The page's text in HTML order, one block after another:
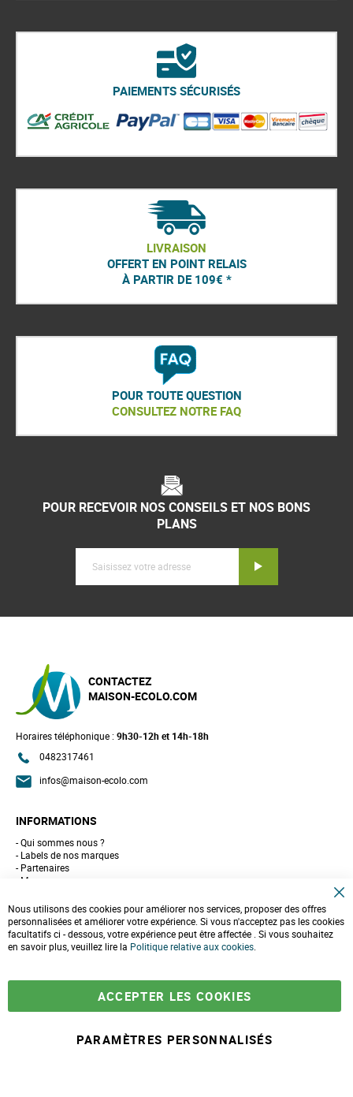
PAIEMENTS SÉCURISÉS
LIVRAISON
OFFERT EN POINT RELAIS
À PARTIR DE 109€ *
POUR TOUTE QUESTION
CONSULTEZ NOTRE FAQ
POUR RECEVOIR NOS CONSEILS ET NOS BONS
PLANS
Inscription
CONTACTEZ
MAISON-ECOLO.COM
Horaires téléphonique : 9h30-12h et 14h-18h
0482317461
infos@maison-ecolo.com
INFORMATIONS
Qui sommes nous ?
Labels de nos marques
Partenaires
Marques
10 gestes pour l'environnement
Formulaire de contact
LIVRAISONS & PAIEMENT
Paiement sécurisé
Commandes et retours
o
o
e
Nous utilisons des cookies pour améliorer nos services, proposer des offres
personnalisées et améliorer votre expérience. Si vous n'acceptez pas les cookies
facultatifs ci - dessous, votre expérience peut être affectée . Si vous souhaitez
en savoir plus, veuillez lire la Politique relative aux cookies
ACCEPTER LES COOKIES
PARAMÈTRES PERSONNALISÉS